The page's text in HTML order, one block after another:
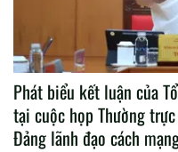
Phát biểu kết luận của
tại cuộc họp Thường
Đảng lãnh đạo cách